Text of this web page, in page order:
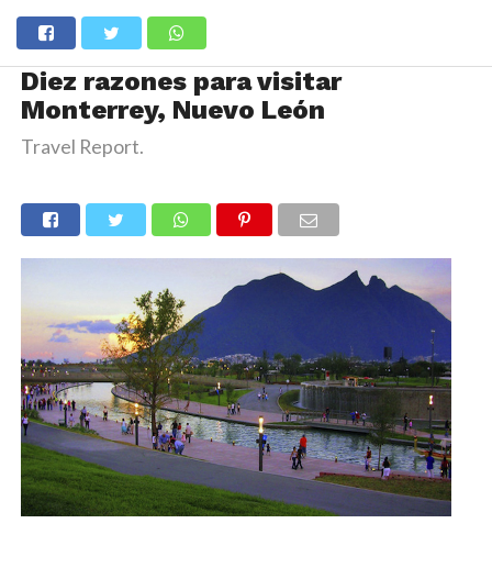
Diez razones para visitar
Monterrey, Nuevo León
Travel Report.